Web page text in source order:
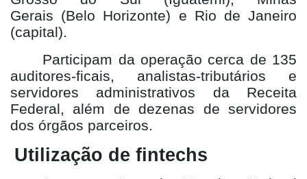
Gerais (Belo Horizonte) e Rio de Janeiro
(capital).
Participam da operação cerca de 135
auditores-ficais, analistas-tributários e
servidores administrativos da Receita
Federal, além de dezenas de servidores
dos órgãos parceiros.
Utilização de fintechs